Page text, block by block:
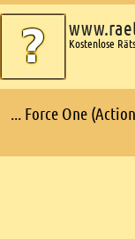
Kostenlose
... Force One